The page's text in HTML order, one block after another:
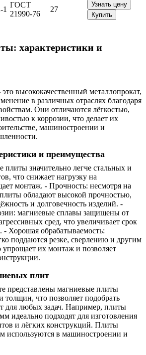
1
ГОСТ
21990-76
27
Узнать цену
Купить
характеристики и
высококачественный металлопрокат,
в различных отраслях благодаря
Они отличаются лёгкостью,
к коррозии, что делает их
машиностроении и
и преимущества
плиты значительно легче стальных и
что снижает нагрузку на
монтаж. - Прочность: несмотря на
обладают высокой прочностью,
и долговечность изделий. -
магниевые сплавы защищены от
сред, что увеличивает срок
Хорошая обрабатываемость:
поддаются резке, сверлению и другим
упрощает их монтаж и позволяет
плит
представлены магниевые плиты
толщин, что позволяет подобрать
для любых задач. Например, плиты
идеально подходят для изготовления
и лёгких конструкций. Плиты
используются в машиностроении и